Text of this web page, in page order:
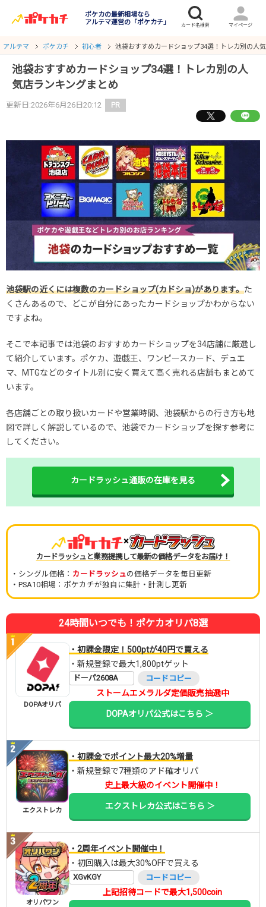
ポケカの最新相場なら
アルテマ運営の「ポケカチ」
アルテマ ポケカチ 初心者 池袋おすすめカードショップ34選！トレカ別の人
池袋おすすめカードショップ34選！トレカ別の人
気店ランキングまとめ
更新日:2026年6月26日20:12 PR
池袋駅の近くには複数のカードショップ(カドショ)があります。た
くさんあるので、どこが自分にあったカードショップかわからない
ですよね。
そこで本記事では池袋のおすすめカードショップを34店舗に厳選し
て紹介しています。ポケカ、遊戯王、ワンピースカード、デュエ
マ、MTGなどのタイトル別に安く買えて高く売れる店舗もまとめて
います。
各店舗ごとの取り扱いカードや営業時間、池袋駅からの行き方も地
図で詳しく解説しているので、池袋でカードショップを探す参考に
してください。
カードラッシュ通販の在庫を見る
×
カードラッシュと業務提携して最新の価格データをお届け！
・シングル価格： カードラッシュの価格データを毎日更新
・PSA10相場：ポケカチが独自に集計・計測し更新
24時間いつでも！ポケカオリパ8選
DOPAオリパ
・初課金限定！500ptが40円で買える
・新規登録で最大1,800ptゲット
ドーパ2608A コードコピー
ストームエメラルダ定価販売抽選中
DOPAオリパ公式はこちら ＞
エクストレカ
・初課金でポイント最大20%増量
・新規登録で7種類のアド確オリパ
史上最大級のイベント開催中！
エクストレカ公式はこちら ＞
オリパワン
・2周年イベント開催中！
・初回購入は最大30%OFFで買える
XGvKGY コードコピー
上記招待コードで最大1,500coin